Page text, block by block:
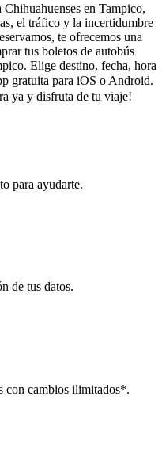
en Tampico,
el tráfico y la incertidumbre
te ofrecemos una
tus boletos de autobús
Elige destino, fecha, hora
gratuita para iOS o Android.
ya y disfruta de tu viaje!
para ayudarte.
de tus datos.
con cambios ilimitados*.